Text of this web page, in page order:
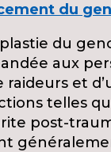
du
du
aux
raideurs et
telles
post-